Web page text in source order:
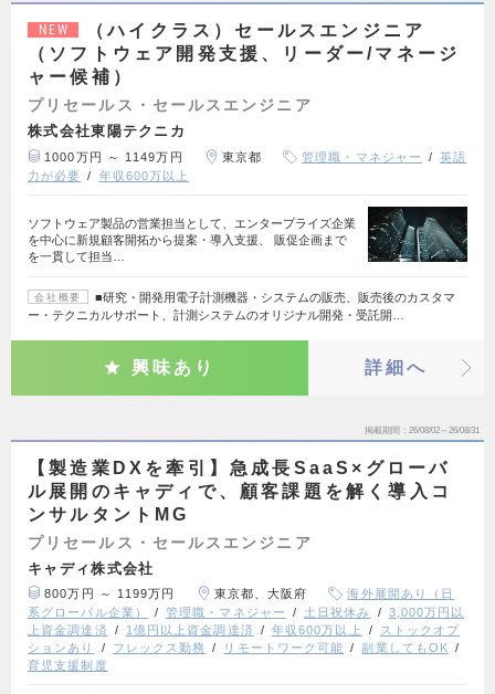
NEW
（ハイクラス）セールスエンジニア
（ソフトウェア開発支援、リーダー/マネージ
ャー候補）
プリセールス・セールスエンジニア
株式会社東陽テクニカ
1000万円 ～ 1149万円 東京都 管理職・マネジャー
英語
力が必要
年収600万以上
ソフトウェア製品の営業担当として、エンタープライズ企業
を中心に新規顧客開拓から提案・導入支援、 販促企画まで
を一貫して担当…
会社概要
■研究・開発用電子計測機器・システムの販売、販売後のカスタマ
ー・テクニカルサポート、計測システムのオリジナル開発・受託開…
興味あり 詳細へ
掲載期間 26/08/02～26/08/31
【製造業DXを牽引】急成長SaaS×グローバ
ル展開のキャディで、顧客課題を解く導入コ
ンサルタントMG
プリセールス・セールスエンジニア
キャディ株式会社
800万円 ～ 1199万円 東京都、大阪府
海外展開あり（日
系グローバル企業）
管理職・マネジャー 土日祝休み
3,000万円以
上資金調達済
1億円以上資金調達済 年収600万以上
ストックオプ
ションあり
フレックス勤務 リモートワーク可能
副業してもOK
育児支援制度